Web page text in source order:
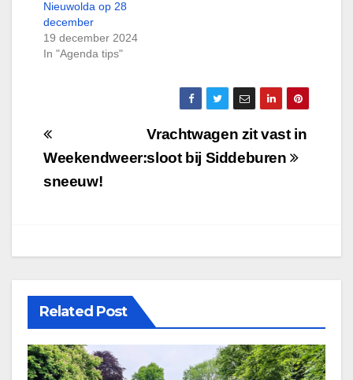
Nieuwolda op 28
december
19 december 2024
In "Agenda tips"
Bericht
navigatie
Vrachtwagen zit vast in
sloot bij Siddeburen
Weekendweer:
sneeuw!
Related Post